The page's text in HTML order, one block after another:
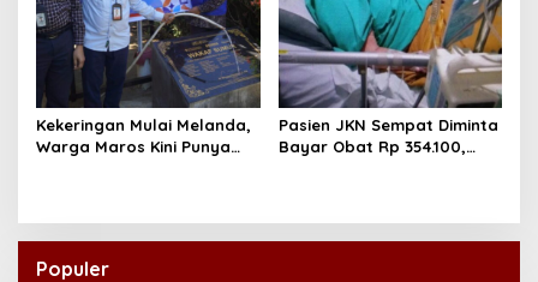
Kekeringan Mulai Melanda,
Warga Maros Kini Punya
Pasien JKN Sempat Diminta
Bayar Obat Rp 354.100,
Populer